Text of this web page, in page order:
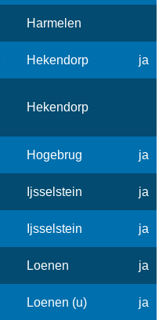
Harmelen
Hekendorp ja
Hekendorp
Hogebrug ja
Ijsselstein ja
Ijsselstein ja
Loenen ja
Loenen (u) ja